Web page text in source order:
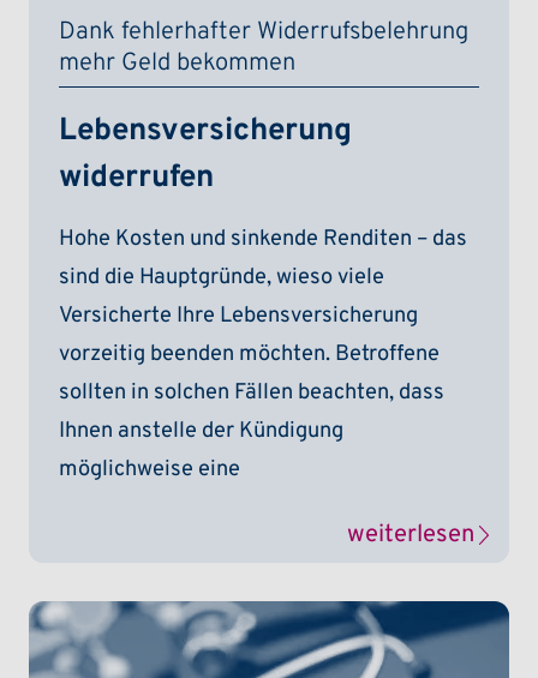
Dank fehlerhafter Widerrufsbelehrung
mehr Geld bekommen
Lebensversicherung
widerrufen
Hohe Kosten und sinkende Renditen – das
sind die Hauptgründe, wieso viele
Versicherte Ihre Lebensversicherung
vorzeitig beenden möchten. Betroffene
sollten in solchen Fällen beachten, dass
Ihnen anstelle der Kündigung
möglichweise eine
weiterlesen